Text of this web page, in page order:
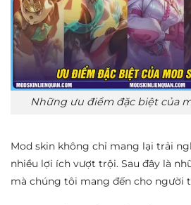
Những ưu điểm đặc biệt của
Mod skin không chỉ mang lại trải
nhiều lợi ích vượt trội. Sau đây là
mà chúng tôi mang đến cho người